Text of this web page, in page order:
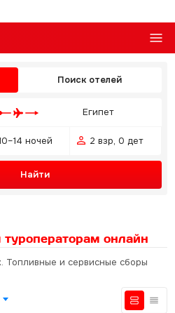
Поиск отелей
Египет
ночей 2 взр, 0 дет
Найти
онлайн
Топливные и сервисные сборы